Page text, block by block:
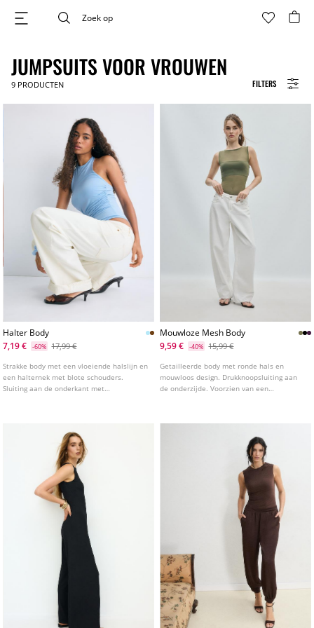
FILTERS
JUMPSUITS VOOR VROUWEN
9 PRODUCTEN
Halter Body
7,19 €
-60% 17,99 €
Strakke body met een vloeiende halslijn en
een halternek met blote schouders.
Sluiting aan de onderkant met
Mouwloze Mesh Body
9,59 €
-40% 15,99 €
Getailleerde body met ronde hals en
mouwloos design. Drukknoopsluiting aan
de onderzijde. Voorzien van een